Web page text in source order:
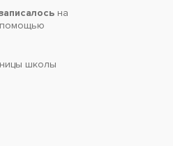
на
помощью
школы